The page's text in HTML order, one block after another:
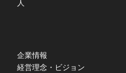
人
企業情報
経営理念・ビジョン